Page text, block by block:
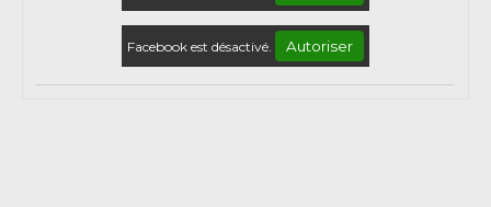
Facebook est désactivé. Autoriser